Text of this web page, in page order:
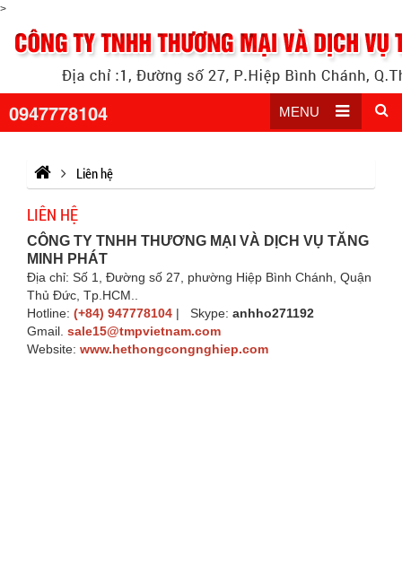
>
0947778104 MENU
Liên hệ
LIÊN HỆ
CÔNG TY TNHH THƯƠNG MẠI VÀ DỊCH VỤ TĂNG
MINH PHÁT
Địa chỉ: Số 1, Đường số 27, phường Hiệp Bình Chánh, Quận
Thủ Đức, Tp.HCM..
Hotline: (+84) 947778104 | Skype: anhho271192
Gmail. sale15@tmpvietnam.com
Website: www.hethongcongnghiep.com